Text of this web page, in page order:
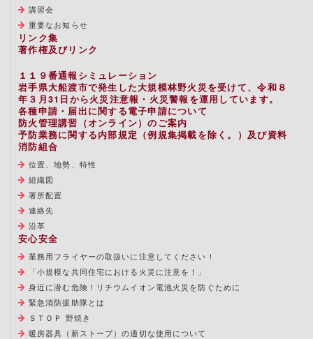
講習会
重要なお知らせ
リンク集
著作権及びリンク
１１９番通報シミュレーション
岩手県大船渡市で発生した大規模林野火災を受けて、令和８
年３月31日から火災注意報・火災警報を運用しています。
各種申請・届出に関する電子申請について
防火管理講習（オンライン）のご案内
予防業務に関する内部規定（例規集掲載を除く。）及び資料
消防組合
位置、地勢、特性
組織図
署所配置
連絡先
沿革
安心安全
業務用フライヤーの取扱いに注意してください！
「小規模な共同住宅における火災に注意を！」
身近に潜む危険！リチウムイオン電池火災を防ぐために
緊急消防援助隊とは
ＳＴＯＰ 野焼き
暖房器具（薪ストーブ）の適切な使用について